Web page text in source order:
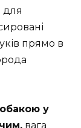
для
прямо в
у
вага